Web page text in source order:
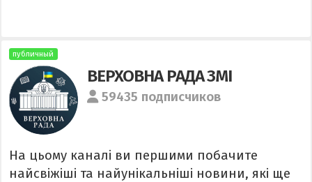
публичный
ВЕРХОВНА РАДА ЗМІ
59435 подписчиков
На цьому каналі ви першими побачите
найсвіжіші та найунікальніші новини, які ще